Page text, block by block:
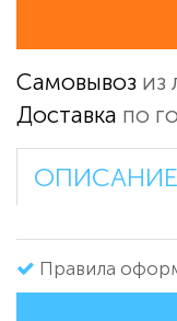
Самовывоз из
Доставка по
ОПИСАНИЕ
Правила